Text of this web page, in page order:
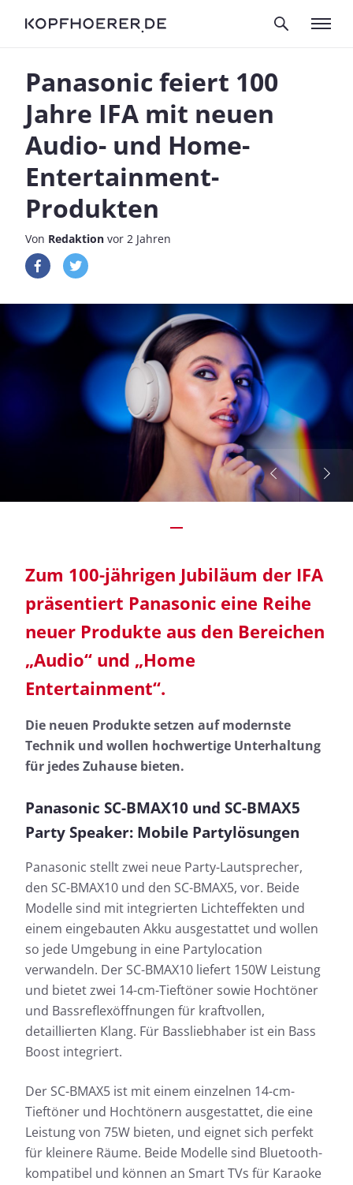
Panasonic feiert 100
Jahre IFA mit neuen
Audio- und Home-
Entertainment-
Produkten
Von Redaktion vor 2 Jahren
Zum 100-jährigen Jubiläum der IFA
präsentiert Panasonic eine Reihe
neuer Produkte aus den Bereichen
„Audio“ und „Home
Entertainment“.
Die neuen Produkte setzen auf modernste
Technik und wollen hochwertige Unterhaltung
für jedes Zuhause bieten.
Panasonic SC-BMAX10 und SC-BMAX5
Party Speaker: Mobile Partylösungen
Panasonic stellt zwei neue Party-Lautsprecher,
den SC-BMAX10 und den SC-BMAX5, vor. Beide
Modelle sind mit integrierten Lichteffekten und
einem eingebauten Akku ausgestattet und wollen
so jede Umgebung in eine Partylocation
verwandeln. Der SC-BMAX10 liefert 150W Leistung
und bietet zwei 14-cm-Tieftöner sowie Hochtöner
und Bassreflexöffnungen für kraftvollen,
detaillierten Klang. Für Bassliebhaber ist ein Bass
Boost integriert.
Der SC-BMAX5 ist mit einem einzelnen 14-cm-
Tieftöner und Hochtönern ausgestattet, die eine
Leistung von 75W bieten, und eignet sich perfekt
für kleinere Räume. Beide Modelle sind Bluetooth-
kompatibel und können an Smart TVs für Karaoke